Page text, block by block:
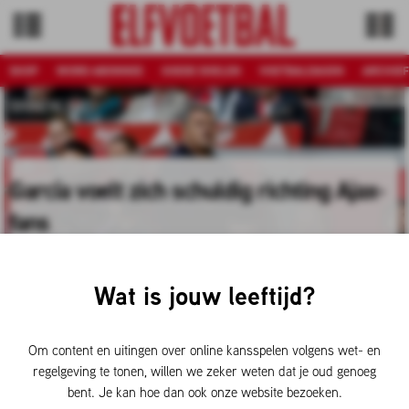
SHOP WORD ABONNEE GOEDE DOELEN VOETBALDAGEN ARCHIEF
BINNENLAND Foto: Pro Shots
García voelt zich schuldig richting Ajax-
fans
Utrecht er met de winst vandoor (1-2), waardoor de
García baalde het meest van de gemiste kansen en de
teleurstelling bij de supporters.
10-05-2026 19:51 door Jesper Langbroek
Wat is jouw leeftijd?
Om content en uitingen over online kansspelen volgens wet- en
regelgeving te tonen, willen we zeker weten dat je oud genoeg
bent. Je kan hoe dan ook onze website bezoeken.